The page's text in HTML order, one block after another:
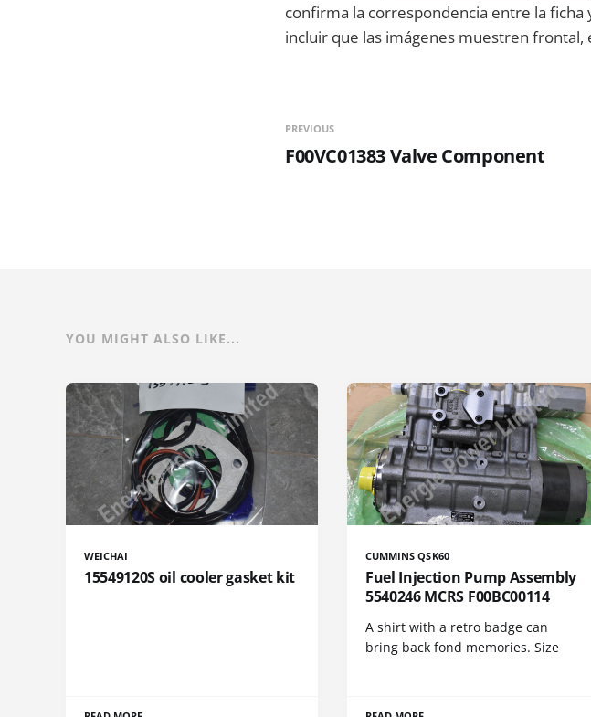
confirma la correspondencia entre la
incluir que las imágenes muestren frontal,
PREVIOUS
F00VC01383 Valve Component
YOU MIGHT ALSO LIKE...
WEICHAI
15549120S oil cooler gasket kit
CUMMINS QSK60
Fuel Injection Pump Assembly
5540246 MCRS F00BC00114
A shirt with a retro badge can
bring back fond memories. Size